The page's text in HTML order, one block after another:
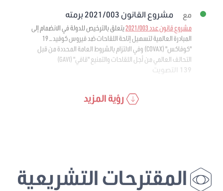
مع مشروع القانون 2021/003 برمته
مشروع قانون عدد 2021/003
يتعلق بالترخيص للدولة في الانضمام إلى
المبادرة العالمية لتسهيل إتاحة اللقاحات ضد فيروس كوفيد – 19
"كوفاكس" (COVAX) وفي الالتزام بالشروط العامة المحددة من قبل
التحالف العالمي من أجل اللقاحات والتمنيع "قافي" (GAVI)
139 التصويت
رؤية المزيد
المقترحات التشريعية